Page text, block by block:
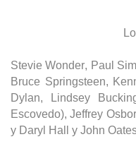
Stevie Wonder, Paul
Bruce Springsteen,
Dylan, Lindsey
Escovedo), Jeffrey
y Daryl Hall y John